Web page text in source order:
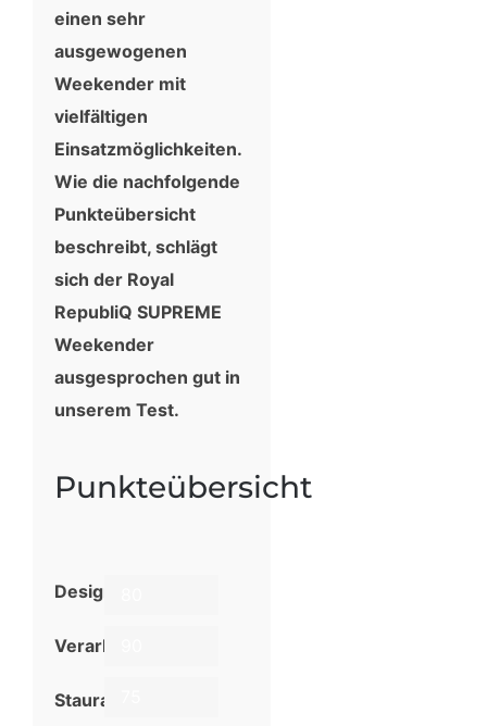
einen sehr
ausgewogenen
Weekender mit
vielfältigen
Einsatzmöglichkeiten.
Wie die nachfolgende
Punkteübersicht
beschreibt, schlägt
sich der Royal
RepubliQ SUPREME
Weekender
ausgesprochen gut in
unserem Test.
Punkteübersicht
Design
Verarbeitung
Stauraum